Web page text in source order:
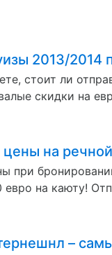
2013/2014
стоит ли
скидки на
на
при
на каюту!
–